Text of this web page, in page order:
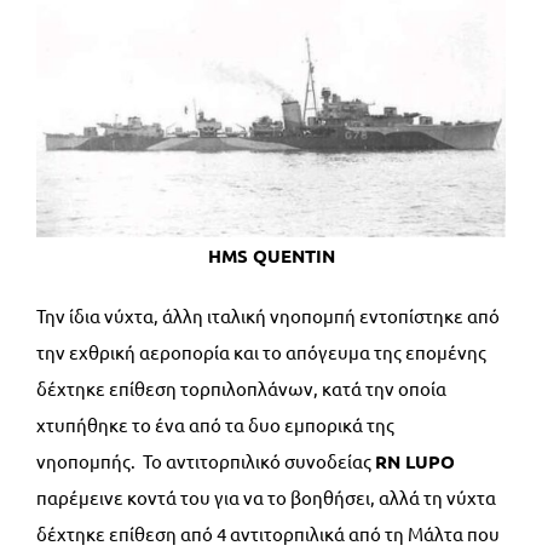
HMS QUENTIN
Την ίδια νύχτα, άλλη ιταλική νηοπομπή εντοπίστηκε από
την εχθρική αεροπορία και το απόγευμα της επομένης
δέχτηκε επίθεση τορπιλοπλάνων, κατά την οποία
χτυπήθηκε το ένα από τα δυο εμπορικά της
νηοπομπής. Το αντιτορπιλικό συνοδείας RN LUPO
παρέμεινε κοντά του για να το βοηθήσει, αλλά τη νύχτα
δέχτηκε επίθεση από 4 αντιτορπιλικά από τη Μάλτα που